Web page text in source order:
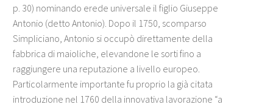
p. 30) nominando erede universale il figlio Giuseppe
Antonio (detto Antonio). Dopo il 1750, scomparso
Simpliciano, Antonio si occupò direttamente della
fabbrica di maioliche, elevandone le sorti fino a
raggiungere una reputazione a livello europeo.
Particolarmente importante fu proprio la già citata
introduzione nel 1760 della innovativa lavorazione “a